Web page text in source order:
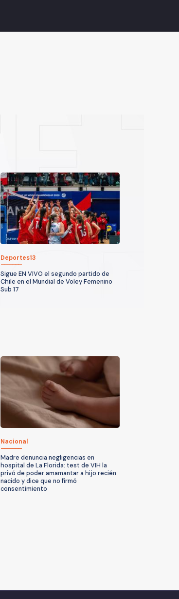
Deportes13
Sigue EN VIVO el segundo partido de
Chile en el Mundial de Voley Femenino
Sub 17
Nacional
Madre denuncia negligencias en
hospital de La Florida: test de VIH la
privó de poder amamantar a hijo recién
nacido y dice que no firmó
consentimiento